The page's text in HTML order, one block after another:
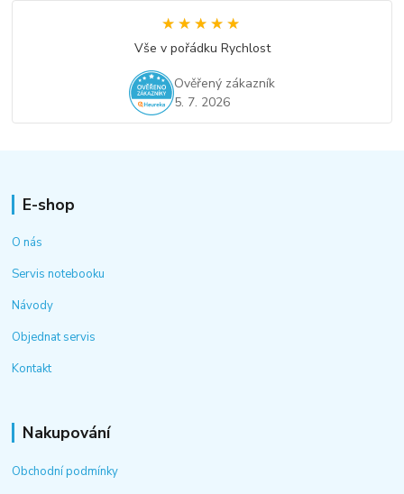
★★★★★
★★★★★
Vše v pořádku Rychlost
Ověřený zákazník
5. 7. 2026
E-shop
O nás
Servis notebooku
Návody
Objednat servis
Kontakt
Nakupování
Obchodní podmínky